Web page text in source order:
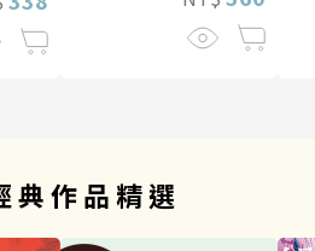
典作品精選